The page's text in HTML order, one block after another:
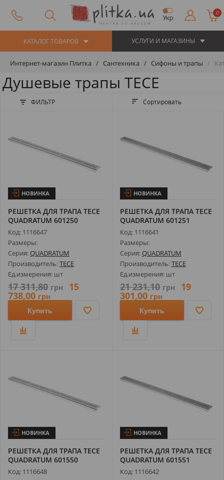
Укр
0
КАТАЛОГ ТОВАРОВ УСЛУГИ И МАГАЗИНЫ
Интернет-магазин Плитка Сантехника Сифоны и трапы
Душевые трапы TECE
ФИЛЬТР Сортировать
НОВИНКА
РЕШЕТКА ДЛЯ ТРАПА TECE
QUADRATUM 601250
ПОЛИРОВАННАЯ...
Код: 1116647
Размеры:
Серия:QUADRATUM
Производитель:TECE
Ед.измерения: шт
17 311,80 грн 15
738,00 грн
Купить
НОВИНКА
РЕШЕТКА ДЛЯ ТРАПА TECE
QUADRATUM 601251
МАТОВАЯ ДЛЯ ...
Код: 1116641
Размеры:
Серия:QUADRATUM
Производитель:TECE
Ед.измерения: шт
21 231,10 грн 19
301,00 грн
Купить
НОВИНКА
РЕШЕТКА ДЛЯ ТРАПА TECE
QUADRATUM 601550
ПОЛИРОВАННАЯ...
Код: 1116648
НОВИНКА
РЕШЕТКА ДЛЯ ТРАПА TECE
QUADRATUM 601551
МАТОВАЯ ДЛЯ ...
Код: 1116642